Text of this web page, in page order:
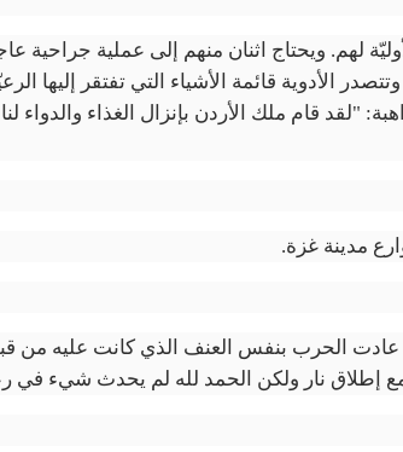
لهم. ويحتاج اثنان منهم إلى عملية جراحية
الأدوية قائمة الأشياء التي تفتقر إليها
"لقد قام ملك الأردن بإنزال الغذاء والدواء
مدينة غزة.
عادت الحرب بنفس العنف الذي كانت عليه من
إطلاق نار ولكن الحمد لله لم يحدث شيء في